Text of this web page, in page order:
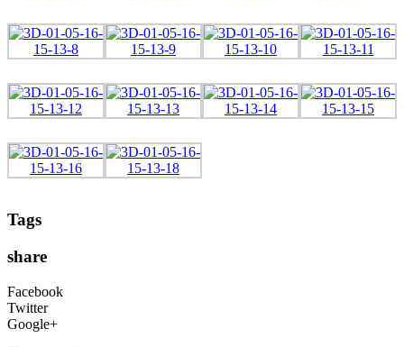
Tags
share
Facebook
Twitter
Google+